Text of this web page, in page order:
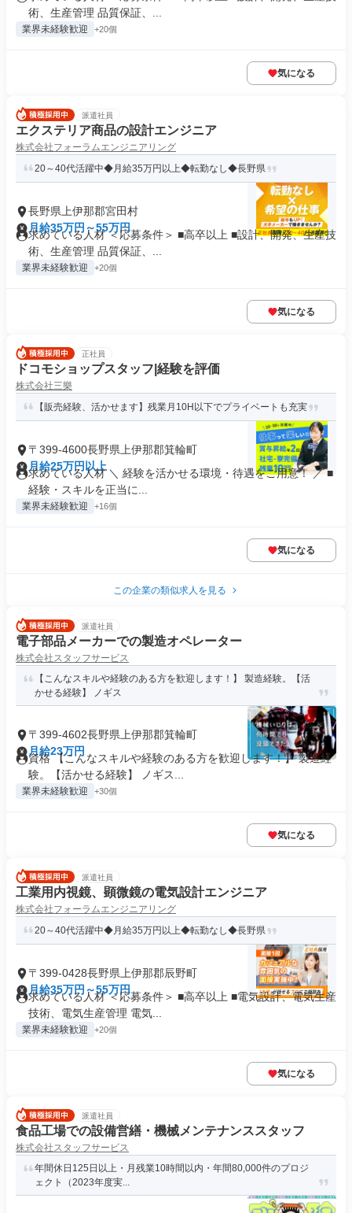
術、生産管理 品質保証、...
業界未経験歓迎 +20個
気になる
派遣社員
エクステリア商品の設計エンジニア
株式会社フォーラムエンジニアリング
20～40代活躍中◆月給35万円以上◆転勤なし◆長野県
長野県上伊那郡宮田村
月給35万円～55万円
求めている人材 ＜応募条件＞ ■高卒以上 ■設計、開発、生産技
術、生産管理 品質保証、...
業界未経験歓迎 +20個
気になる
正社員
ドコモショップスタッフ|経験を評価
株式会社三樂
【販売経験、活かせます】残業月10H以下でプライベートも充実
〒399-4600長野県上伊那郡箕輪町
月給25万円以上
求めている人材 ＼ 経験を活かせる環境・待遇をご用意！ ／ ■
経験・スキルを正当に...
業界未経験歓迎 +16個
気になる
この企業の類似求人を見る
派遣社員
電子部品メーカーでの製造オペレーター
株式会社スタッフサービス
【こんなスキルや経験のある方を歓迎します！】 製造経験。【活
かせる経験】 ノギス
〒399-4602長野県上伊那郡箕輪町
月給23万円
資格 【こんなスキルや経験のある方を歓迎します！】 製造経
験。【活かせる経験】 ノギス...
業界未経験歓迎 +30個
気になる
派遣社員
工業用内視鏡、顕微鏡の電気設計エンジニア
株式会社フォーラムエンジニアリング
20～40代活躍中◆月給35万円以上◆転勤なし◆長野県
〒399-0428長野県上伊那郡辰野町
月給35万円～55万円
求めている人材 ＜応募条件＞ ■高卒以上 ■電気設計、電気生産
技術、電気生産管理 電気...
業界未経験歓迎 +20個
気になる
派遣社員
食品工場での設備営繕・機械メンテナンススタッフ
株式会社スタッフサービス
年間休日125日以上・月残業10時間以内・年間80,000件のプロジ
ェクト（2023年度実...